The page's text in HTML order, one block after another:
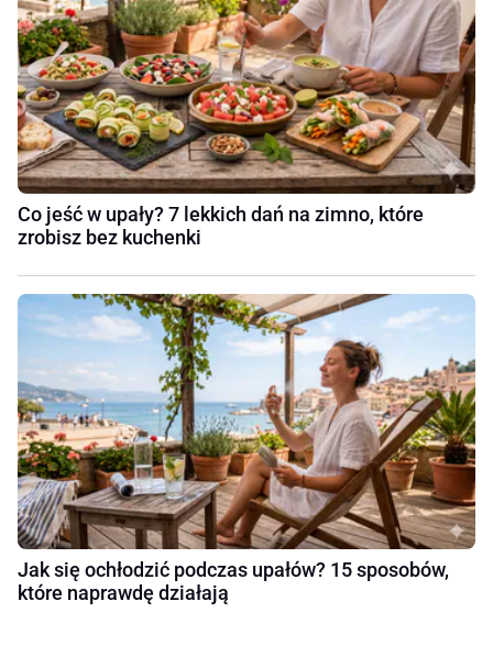
Co jeść w upały? 7 lekkich dań na zimno, które
zrobisz bez kuchenki
Jak się ochłodzić podczas upałów? 15 sposobów,
które naprawdę działają